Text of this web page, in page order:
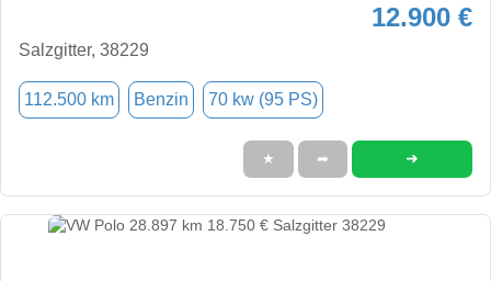
12.900 €
Salzgitter, 38229
112.500 km Benzin 70 kw (95 PS)
★ ➦ ➜